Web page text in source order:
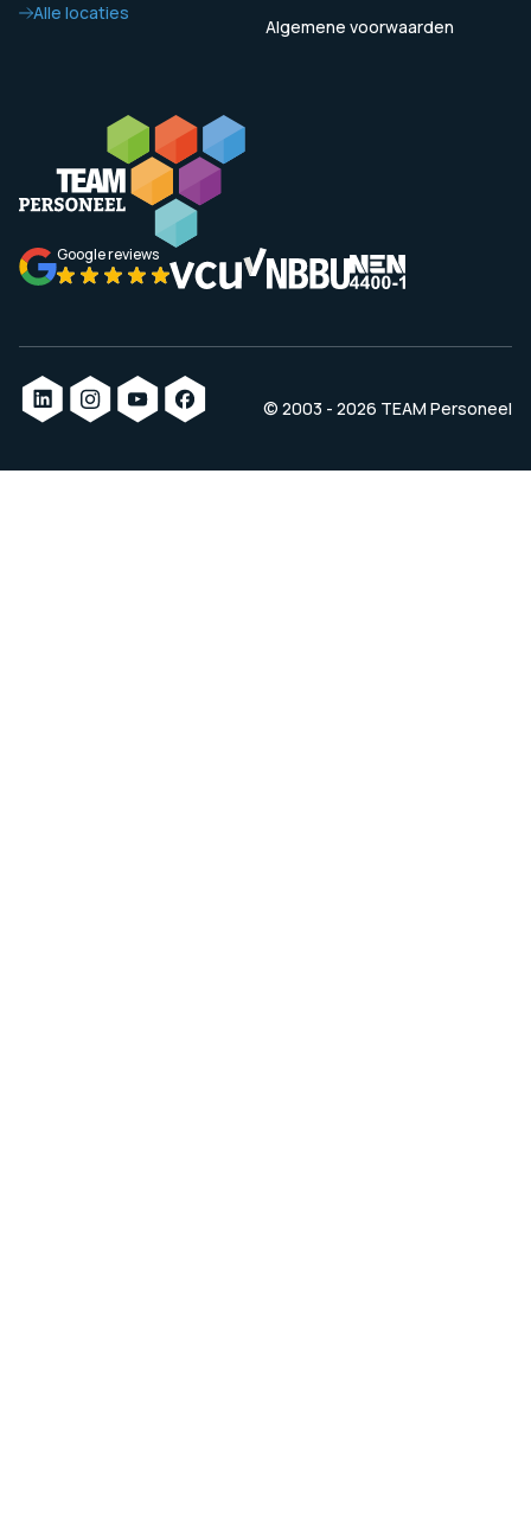
Alle locaties
Algemene voorwaarden
Google reviews
© 2003 - 2026 TEAM Personeel